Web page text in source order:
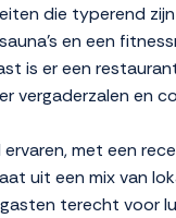
die typerend
en een
is er een
vergaderzalen en
met een
uit een mix van
terecht voor